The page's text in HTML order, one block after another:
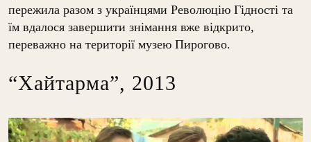
пережила разом з українцями Революцію Гідності та
їм вдалося завершити знімання вже відкрито,
переважно на території музею Пирогово.
“Хайтарма”, 2013